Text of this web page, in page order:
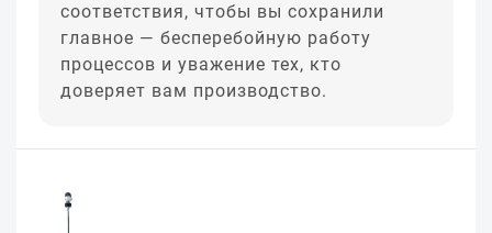
соответствия, чтобы вы сохранили
главное — бесперебойную работу
процессов и уважение тех, кто
доверяет вам производство.